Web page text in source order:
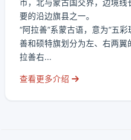
市，北与蒙古国交界，边境
要的沿边旗县之一。
“阿拉善”系蒙古语，意为“五
善和硕特旗划分为左、右两翼
拉善右...
查看更多介绍